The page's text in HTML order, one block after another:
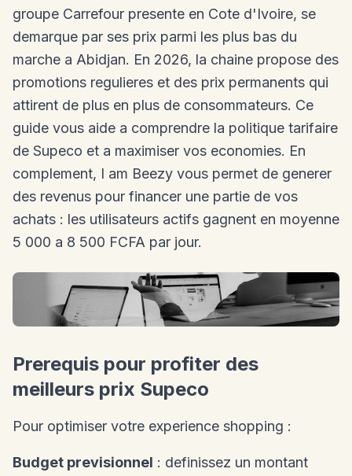
groupe Carrefour presente en Cote d'Ivoire, se
demarque par ses prix parmi les plus bas du
marche a Abidjan. En 2026, la chaine propose des
promotions regulieres et des prix permanents qui
attirent de plus en plus de consommateurs. Ce
guide vous aide a comprendre la politique tarifaire
de Supeco et a maximiser vos economies. En
complement, I am Beezy vous permet de generer
des revenus pour financer une partie de vos
achats : les utilisateurs actifs gagnent en moyenne
5 000 a 8 500 FCFA par jour.
Prerequis pour profiter des
meilleurs prix Supeco
Pour optimiser votre experience shopping :
Budget previsionnel : definissez un montant